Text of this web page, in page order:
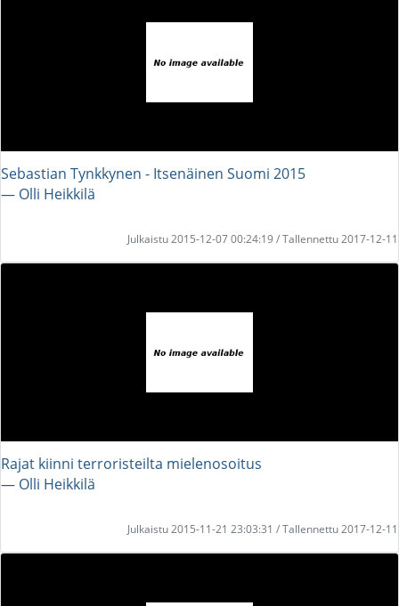
Sebastian Tynkkynen - Itsenäinen Suomi 2015
― Olli Heikkilä
Julkaistu 2015-12-07 00:24:19 / Tallennettu 2017-12-11
Rajat kiinni terroristeilta mielenosoitus
― Olli Heikkilä
Julkaistu 2015-11-21 23:03:31 / Tallennettu 2017-12-11